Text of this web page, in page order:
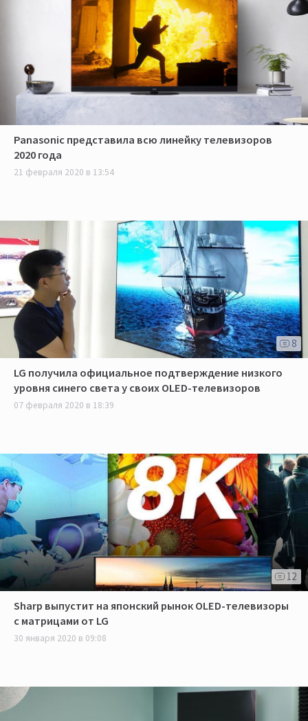
Panasonic представила всю линейку телевизоров
2020 года
21 февраля 2020 в 13:54
8
LG получила официальное подтверждение низкого
уровня синего света у своих OLED-телевизоров
07 февраля 2020 в 18:39
12
Sharp выпустит на японский рынок OLED-телевизоры
с матрицами от LG
30 января 2020 в 09:08